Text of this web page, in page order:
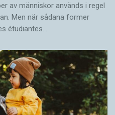
av människor används i regel
Men när sådana ­former
étudiantes…